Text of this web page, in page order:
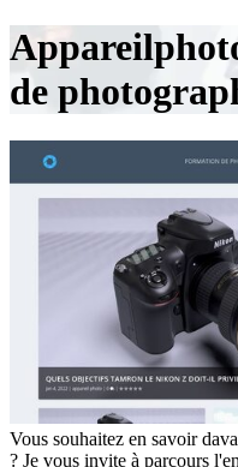
de
Vous souhaitez en savoir
? Je vous invite à parcours